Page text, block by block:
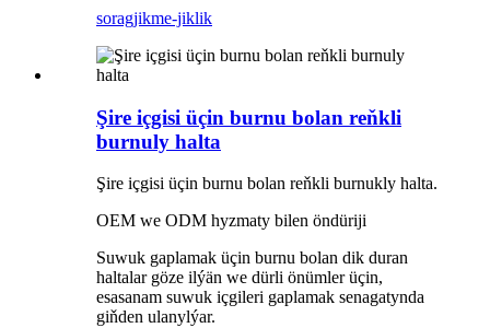
soragjikme-jiklik
Şire içgisi üçin burnu bolan reňkli
burnuly halta
Şire içgisi üçin burnu bolan reňkli burnukly halta.
OEM we ODM hyzmaty bilen öndüriji
Suwuk gaplamak üçin burnu bolan dik duran
haltalar göze ilýän we dürli önümler üçin,
esasanam suwuk içgileri gaplamak senagatynda
giňden ulanylýar.